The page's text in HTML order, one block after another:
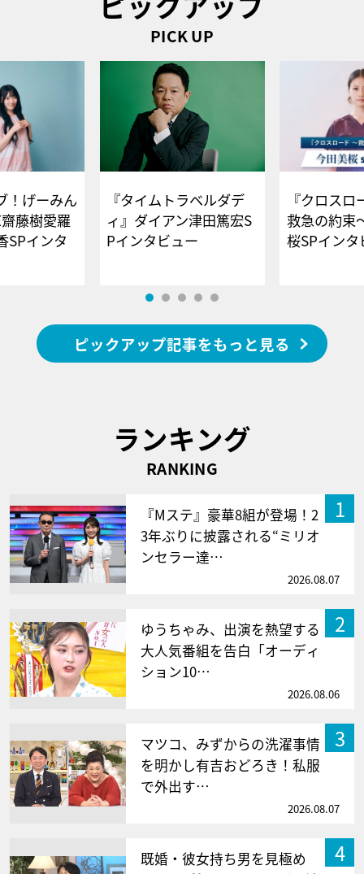
PICK UP
！げーみん
藤樹愛羅
SPインタ
『タイムトラベルダデ
ィ』ダイアン津田篤宏S
Pインタビュー
『クロス
救急の約束
桜SPイ
ピックアップ記事をもっと見る
ランキング
RANKING
1
『Mステ』豪華8組が登場！2
3年ぶりに披露される“ミリオ
ンセラー達…
2026.08.07
2
ゆうちゃみ、出演を熱望する
大人気番組を告白「オーディ
ション10…
2026.08.06
3
マツコ、みずからの洗濯事情
を明かし有吉おどろき！私服
で外出す…
2026.08.07
4
既婚・彼女持ち男を見極め